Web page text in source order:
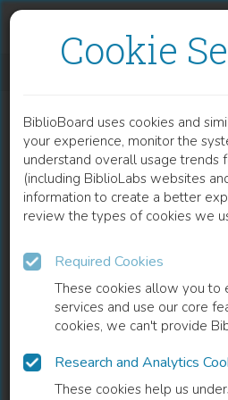
Cookie
BiblioBoard uses cookies and
your experience, monitor the
understand overall usage trends
(including BiblioLabs websites
information to create a better
review the types of cookies we
Required Cookies
These cookies allow you to
services and use our core
cookies, we can't provide
Research and Analytics
These cookies help us
READ
BOOK